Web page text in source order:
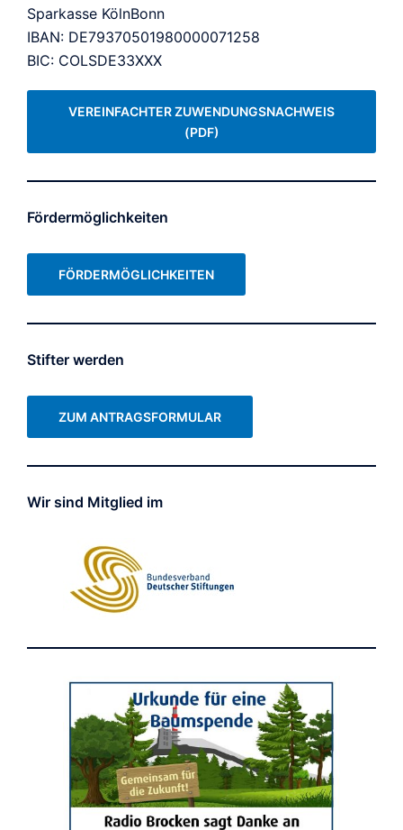
Sparkasse KölnBonn
IBAN: DE79370501980000071258
BIC: COLSDE33XXX
VEREINFACHTER ZUWENDUNGSNACHWEIS
(PDF)
Fördermöglichkeiten
FÖRDERMÖGLICHKEITEN
Stifter werden
ZUM ANTRAGSFORMULAR
Wir sind Mitglied im